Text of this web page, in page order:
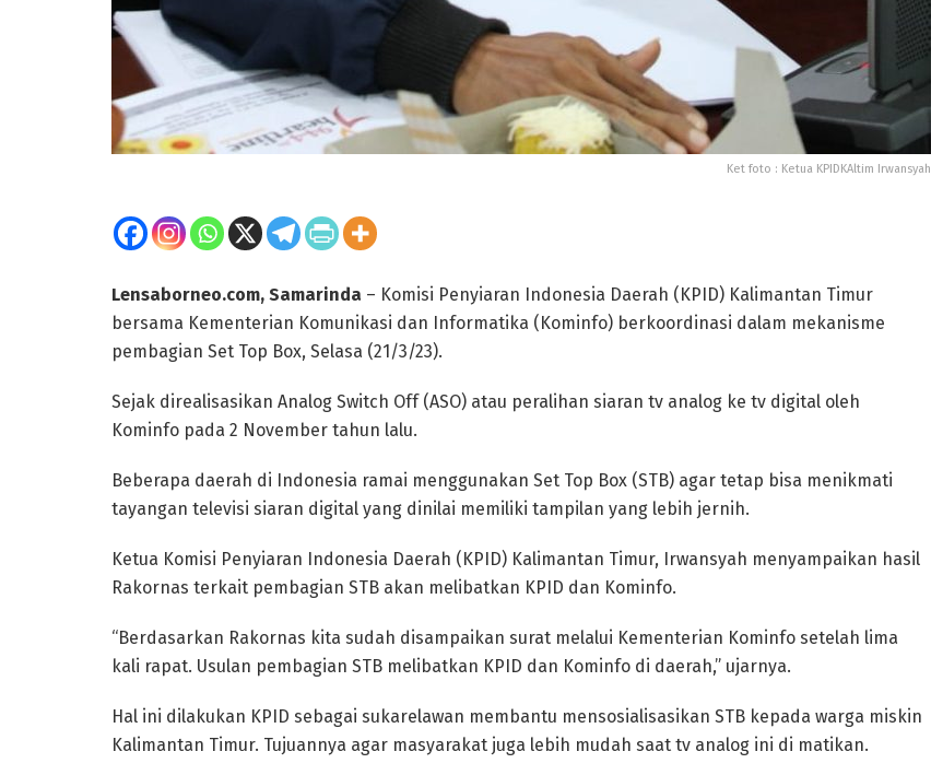
Ket foto : Ketua KPIDKAltim Irwansyah
Lensaborneo.com, Samarinda – Komisi Penyiaran Indonesia Daerah (KPID) Kalimantan Timur
bersama Kementerian Komunikasi dan Informatika (Kominfo) berkoordinasi dalam mekanisme
pembagian Set Top Box, Selasa (21/3/23).
Sejak direalisasikan Analog Switch Off (ASO) atau peralihan siaran tv analog ke tv digital oleh
Kominfo pada 2 November tahun lalu.
Beberapa daerah di Indonesia ramai menggunakan Set Top Box (STB) agar tetap bisa menikmati
tayangan televisi siaran digital yang dinilai memiliki tampilan yang lebih jernih.
Ketua Komisi Penyiaran Indonesia Daerah (KPID) Kalimantan Timur, Irwansyah menyampaikan hasil
Rakornas terkait pembagian STB akan melibatkan KPID dan Kominfo.
“Berdasarkan Rakornas kita sudah disampaikan surat melalui Kementerian Kominfo setelah lima
kali rapat. Usulan pembagian STB melibatkan KPID dan Kominfo di daerah,” ujarnya.
Hal ini dilakukan KPID sebagai sukarelawan membantu mensosialisasikan STB kepada warga miskin
Kalimantan Timur. Tujuannya agar masyarakat juga lebih mudah saat tv analog ini di matikan.